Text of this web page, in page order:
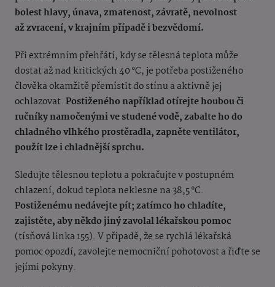
bolest hlavy, únava, zmatenost, závratě, nevolnost
až zvracení, v krajním případě i bezvědomí.
Při extrémním přehřátí, kdy se tělesná teplota může
dostat až nad kritických 40 °C, je potřeba postiženého
člověka okamžitě přemístit do stínu a aktivně jej
ochlazovat. Postiženého například otírejte houbou či
ručníky namočenými ve studené vodě, zabalte ho do
chladného vlhkého prostěradla, zapněte ventilátor,
použít lze i chladnější sprchu.
Sledujte tělesnou teplotu a pokračujte v postupném
chlazení, dokud teplota neklesne na 38,5 °C.
Postiženému nedávejte pít; zatímco ho chladíte,
zajistěte, aby někdo jiný zavolal lékařskou pomoc
(tísňová linka 155). V případě, že se rychlá lékařská
pomoc opozdí, zavolejte nemocniční pohotovost a řiďte se
jejími pokyny.